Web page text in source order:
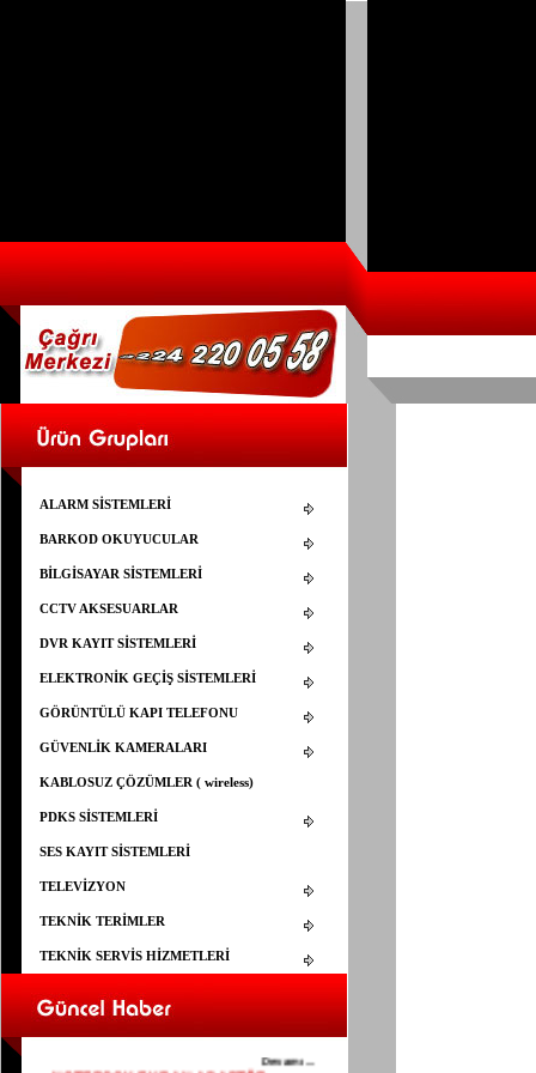
ALARM SİSTEMLERİ
BARKOD OKUYUCULAR
BİLGİSAYAR SİSTEMLERİ
CCTV AKSESUARLAR
DVR KAYIT SİSTEMLERİ
ELEKTRONİK GEÇİŞ SİSTEMLERİ
GÖRÜNTÜLÜ KAPI TELEFONU
GÜVENLİK KAMERALARI
KABLOSUZ ÇÖZÜMLER ( wireless)
PDKS SİSTEMLERİ
SES KAYIT SİSTEMLERİ
TELEVİZYON
TEKNİK TERİMLER
TEKNİK SERVİS HİZMETLERİ
ELEMAN ARANIYOR
25.03.2015
Devamı...